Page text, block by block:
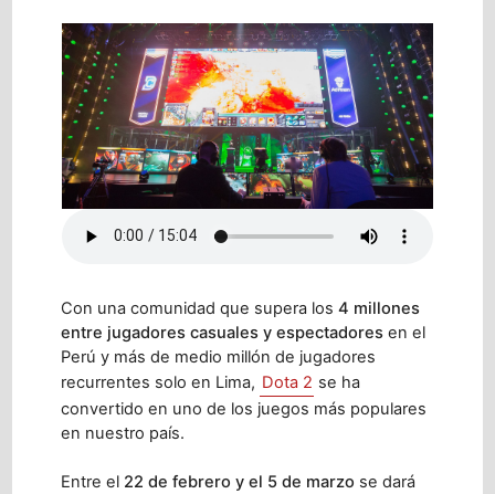
Con una comunidad que supera los4 millones
entre jugadores casuales y espectadores en el
Perú y más de medio millón de jugadores
recurrentes solo en Lima, Dota 2 se ha
convertido en uno de los juegos más populares
en nuestro país.
Entre el 22 de febrero y el 5 de marzo se dará